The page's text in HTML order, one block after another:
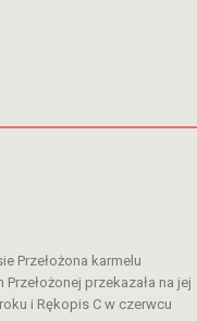
Przełożona karmelu
przekazała na jej
i Rękopis C w czerwcu